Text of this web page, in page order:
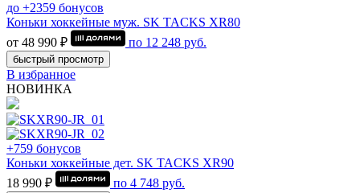
до +2359 бонусов
Коньки хоккейные муж. SK TACKS XR80
от 48 990 ₽
по 12 248 руб.
быстрый просмотр
В избранное
НОВИНКА
+759 бонусов
Коньки хоккейные дет. SK TACKS XR90
18 990 ₽
по 4 748 руб.